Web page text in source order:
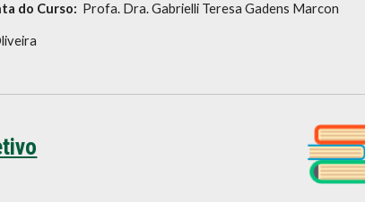
do Curso: Profa. Dra. Gabrielli Teresa Gadens Marcon